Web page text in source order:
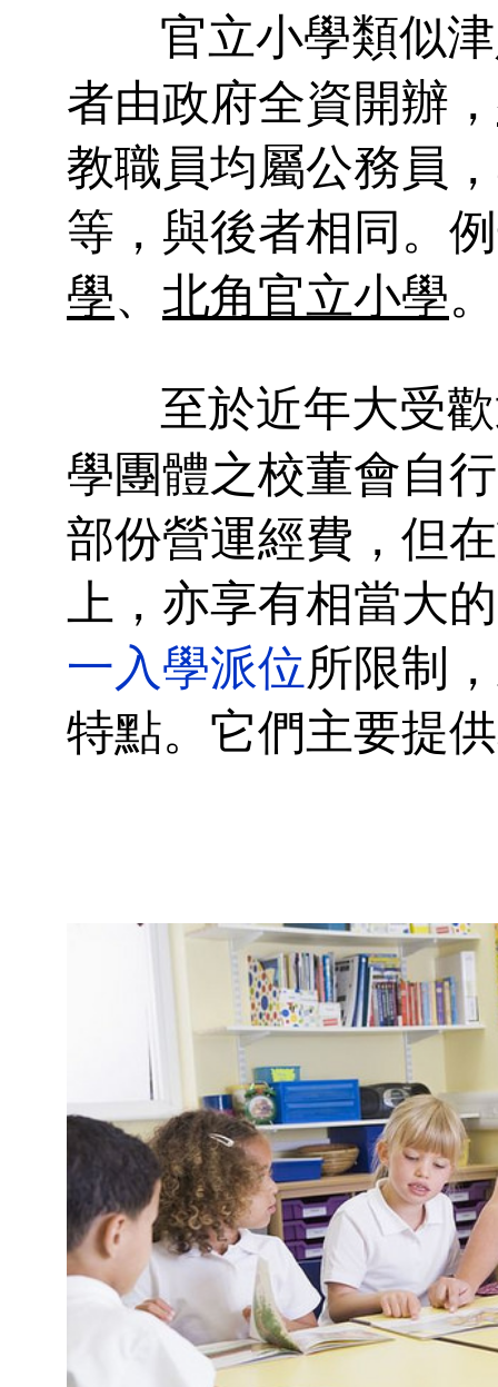
官立小學類似
者由政府全資開辦，
教職員均屬公務員
等，與後者相同。
學、 北角官立小學。
至於近年大受
學團體之校董會自
部份營運經費，但
上，亦享有相當大
一入學派位所限制
特點。它們主要提